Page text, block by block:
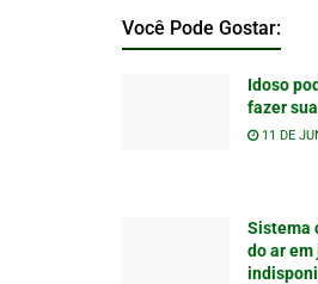
Você Pode Gostar:
Idoso
fazer
11 DE
Sistema
do ar